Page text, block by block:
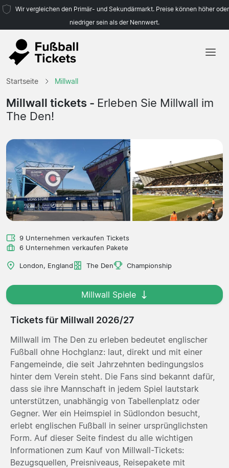
Wir vergleichen den Primär- und Sekundärmarkt. Preise können höher oder
niedriger sein als der Nennwert.
Mannschaften
Startseite Millwall
Millwall tickets - Erleben Sie Millwall im
The Den!
9 Unternehmen verkaufen Tickets
6 Unternehmen verkaufen Pakete
London, England The Den Championship
Millwall Spiele
Tickets für Millwall 2026/27
Millwall im The Den zu erleben bedeutet englischer
Fußball ohne Hochglanz: laut, direkt und mit einer
Fangemeinde, die seit Jahrzehnten bedingungslos
hinter dem Verein steht. Die Fans sind bekannt dafür,
dass sie ihre Mannschaft in jedem Spiel lautstark
unterstützen, unabhängig von Tabellenplatz oder
Gegner. Wer ein Heimspiel in Südlondon besucht,
erlebt englischen Fußball in seiner ursprünglichsten
Form. Auf dieser Seite findest du alle wichtigen
Informationen zum Kauf von Millwall-Tickets:
Bezugsquellen, Preisniveaus, Reisepakete mit